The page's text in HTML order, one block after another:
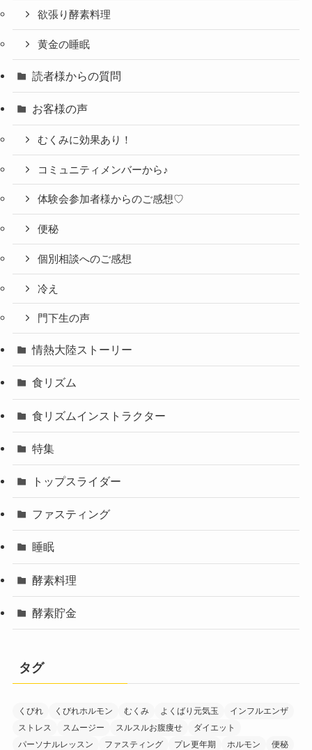
欲張り酵素料理
黄金の睡眠
読者様からの質問
お客様の声
むくみに効果あり！
コミュニティメンバーから♪
体験会参加者様からのご感想♡
便秘
個別相談へのご感想
冷え
門下生の声
情熱大陸ストーリー
食リズム
食リズムインストラクター
特集
トップスライダー
ファスティング
睡眠
酵素料理
酵素貯金
タグ
くびれ くびれホルモン むくみ よくばり元気玉
インフルエンザ
ストレス
スムージー スルスルお腹痩せ
ダイエット
パーソナルレッスン
ファスティング プレ更年期 ホルモン
便秘